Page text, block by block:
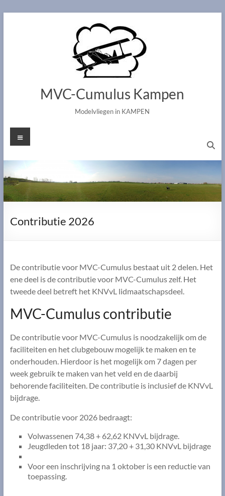
MVC-Cumulus Kampen
Modelvliegen in KAMPEN
Menu
Contributie 2026
De contributie voor MVC-Cumulus bestaat uit 2 delen. Het
ene deel is de contributie voor MVC-Cumulus zelf. Het
tweede deel betreft het KNVvL lidmaatschapsdeel.
MVC-Cumulus contributie
De contributie voor MVC-Cumulus is noodzakelijk om de
faciliteiten en het clubgebouw mogelijk te maken en te
onderhouden. Hierdoor is het mogelijk om 7 dagen per
week gebruik te maken van het veld en de daarbij
behorende faciliteiten. De contributie is inclusief de KNVvL
bijdrage.
De contributie voor 2026 bedraagt:
Volwassenen 74,38 + 62,62 KNVvL bijdrage.
Jeugdleden tot 18 jaar: 37,20 + 31,30 KNVvL bijdrage
Voor een inschrijving na 1 oktober is een reductie van
toepassing.